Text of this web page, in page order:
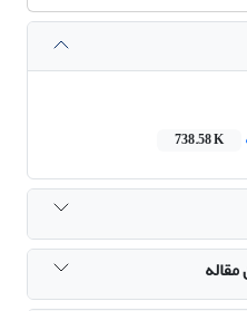
738.58 K